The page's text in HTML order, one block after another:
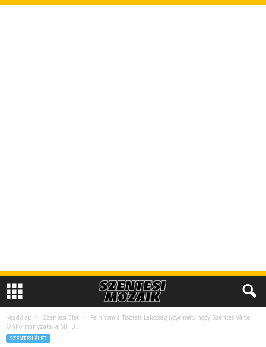
Kezdőlap Szentesi Élet
Felhívom a Tisztelt Lakosság figyelmét, hogy Szentes Város
Önkormányzata, a MH 3…
SZENTESI ÉLET